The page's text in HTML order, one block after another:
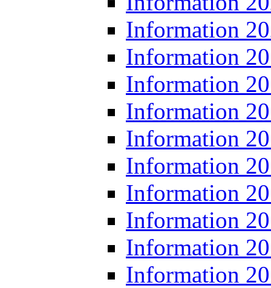
Information
Information
Information
Information
Information
Information
Information
Information
Information
Information